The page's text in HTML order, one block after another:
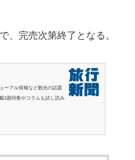
完売次第終了となる。
ーアル情報など観光の話題
1面特集やコラムも試し読み